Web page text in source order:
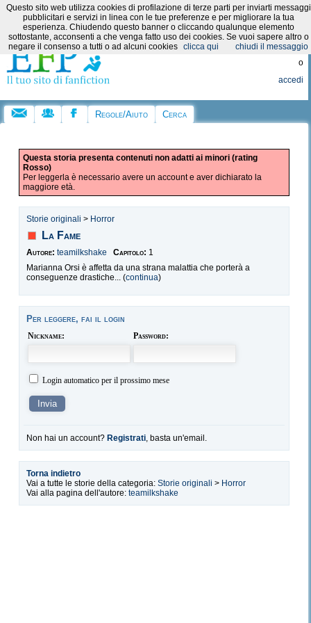
Categorie:
Registrati
o
accedi
Regole/Aiuto Cerca
Questa storia presenta contenuti non adatti ai minori (rating
Rosso)
Per leggerla è necessario avere un account e aver dichiarato la
maggiore età.
Storie originali > Horror
La Fame
Autore: teamilkshake Capitolo: 1
Marianna Orsi è affetta da una strana malattia che porterà a
conseguenze drastiche... (continua)
Per leggere, fai il login
Nickname: Password:
Login automatico per il prossimo mese
Non hai un account? Registrati, basta un'email.
Torna indietro
Vai a tutte le storie della categoria: Storie originali > Horror
Vai alla pagina dell'autore: teamilkshake
Questo sito web utilizza cookies di profilazione di terze parti per inviarti messaggi
pubblicitari e servizi in linea con le tue preferenze e per migliorare la tua
esperienza. Chiudendo questo banner o cliccando qualunque elemento
sottostante, acconsenti a che venga fatto uso dei cookies. Se vuoi sapere altro o
negare il consenso a tutti o ad alcuni cookies clicca qui chiudi il messaggio